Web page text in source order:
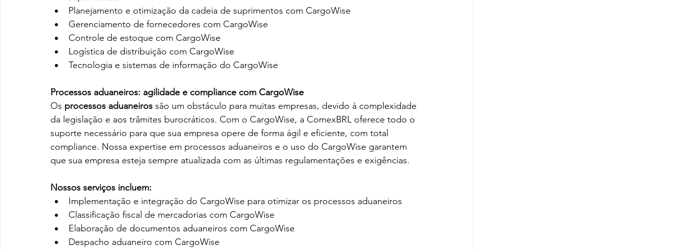
Planejamento e otimização da cadeia de suprimentos com CargoWise
Gerenciamento de fornecedores com CargoWise
Controle de estoque com CargoWise
Logística de distribuição com CargoWise
Tecnologia e sistemas de informação do CargoWise
Processos aduaneiros: agilidade e compliance com CargoWise
Os processos aduaneiros são um obstáculo para muitas empresas, devido à complexidade
da legislação e aos trâmites burocráticos. Com o CargoWise, a ComexBRL oferece todo o
suporte necessário para que sua empresa opere de forma ágil e eficiente, com total
compliance. Nossa expertise em processos aduaneiros e o uso do CargoWise garantem
que sua empresa esteja sempre atualizada com as últimas regulamentações e exigências.
Nossos serviços incluem:
Implementação e integração do CargoWise para otimizar os processos aduaneiros
Classificação fiscal de mercadorias com CargoWise
Elaboração de documentos aduaneiros com CargoWise
Despacho aduaneiro com CargoWise